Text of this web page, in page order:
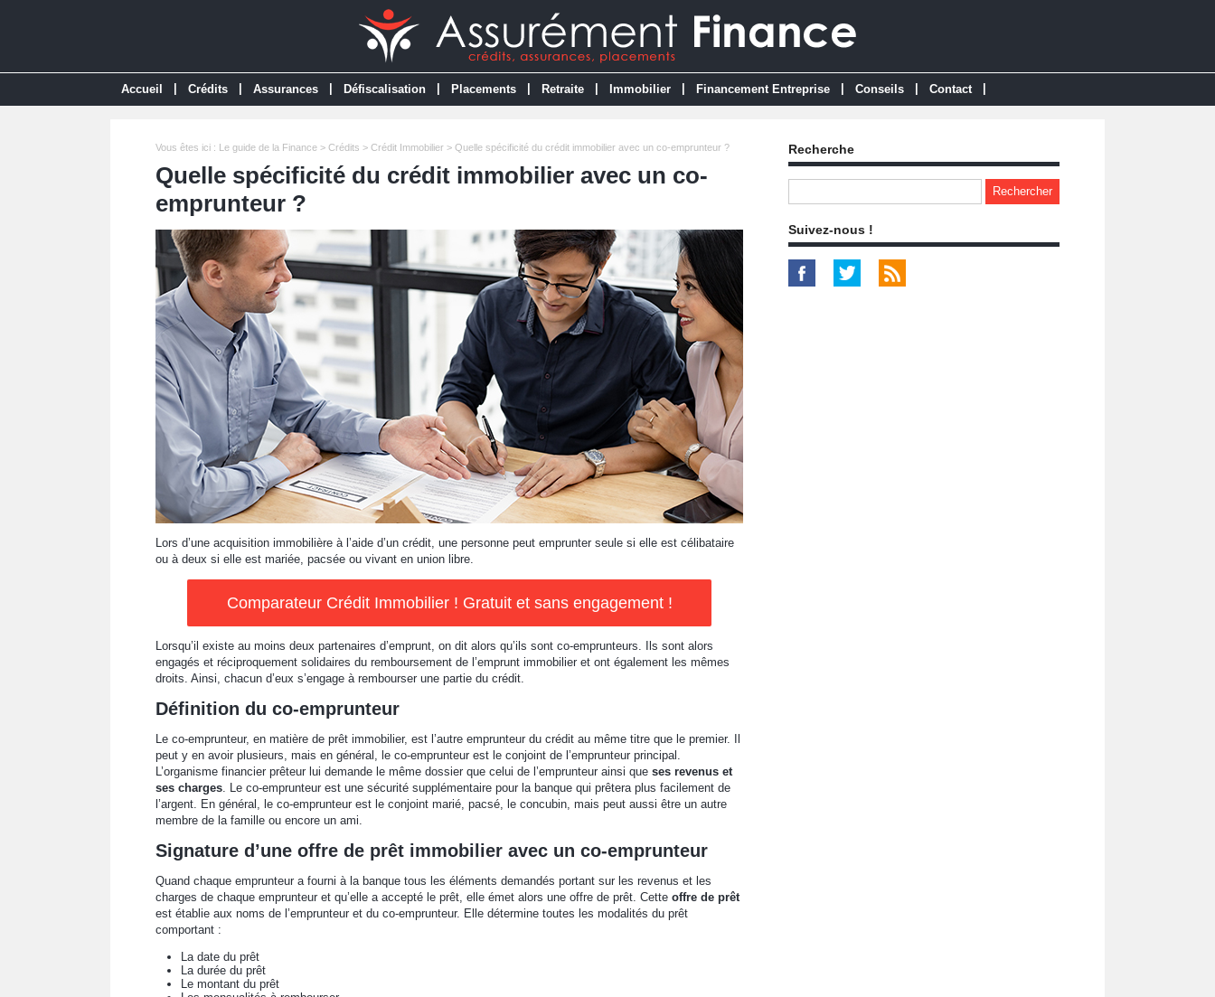
Accueil Crédits Assurances Défiscalisation Placements Retraite Immobilier Financement Entreprise Conseils Contact
Vous êtes ici : Le guide de la Finance > Crédits > Crédit Immobilier > Quelle spécificité du crédit immobilier avec un co-emprunteur ?
Quelle spécificité du crédit immobilier avec un co-
emprunteur ?
Lors d’une acquisition immobilière à l’aide d’un crédit, une personne peut emprunter seule si elle est célibataire
ou à deux si elle est mariée, pacsée ou vivant en union libre.
Comparateur Crédit Immobilier ! Gratuit et sans engagement !
Lorsqu’il existe au moins deux partenaires d’emprunt, on dit alors qu’ils sont co-emprunteurs. Ils sont alors
engagés et réciproquement solidaires du remboursement de l’emprunt immobilier et ont également les mêmes
droits. Ainsi, chacun d’eux s’engage à rembourser une partie du crédit.
Définition du co-emprunteur
Le co-emprunteur, en matière de prêt immobilier, est l’autre emprunteur du crédit au même titre que le premier. Il
peut y en avoir plusieurs, mais en général, le co-emprunteur est le conjoint de l’emprunteur principal.
L’organisme financier prêteur lui demande le même dossier que celui de l’emprunteur ainsi que ses revenus et
ses charges. Le co-emprunteur est une sécurité supplémentaire pour la banque qui prêtera plus facilement de
l’argent. En général, le co-emprunteur est le conjoint marié, pacsé, le concubin, mais peut aussi être un autre
membre de la famille ou encore un ami.
Signature d’une offre de prêt immobilier avec un co-emprunteur
Quand chaque emprunteur a fourni à la banque tous les éléments demandés portant sur les revenus et les
charges de chaque emprunteur et qu’elle a accepté le prêt, elle émet alors une offre de prêt. Cette offre de prêt
est établie aux noms de l’emprunteur et du co-emprunteur. Elle détermine toutes les modalités du prêt
comportant :
La date du prêt
La durée du prêt
Le montant du prêt
Recherche
Suivez-nous !